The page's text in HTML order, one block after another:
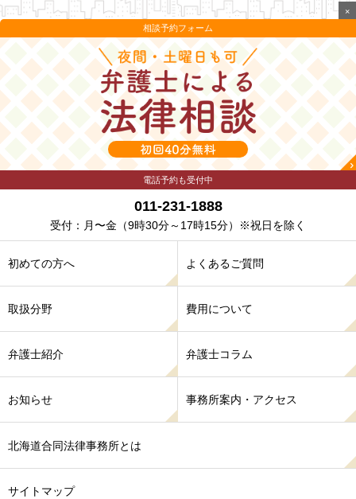
相談予約フォーム
×
電話予約も受付中
011-231-1888
受付：月〜金 （9時30分～17時15分）※祝日を除く
初めての方へ よくあるご質問
取扱分野 費用について
弁護士紹介 弁護士コラム
お知らせ 事務所案内・アクセス
北海道合同法律事務所とは
サイトマップ